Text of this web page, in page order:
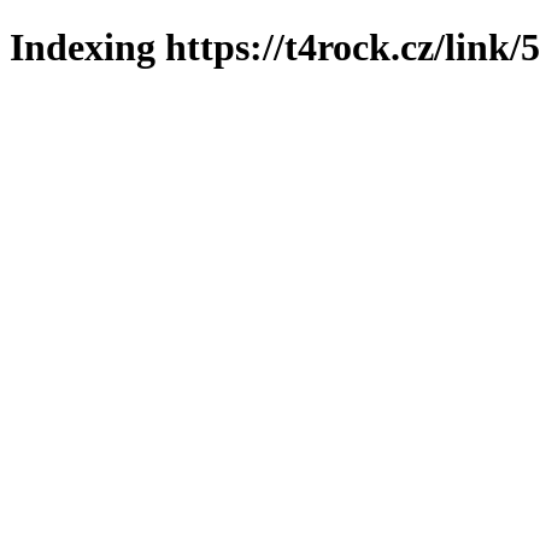
Indexing https://t4rock.cz/link/